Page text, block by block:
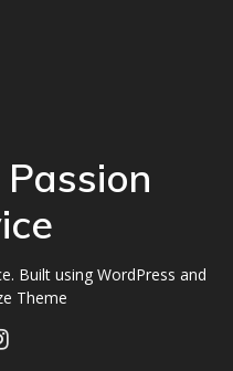
Built using WordPress and
Theme